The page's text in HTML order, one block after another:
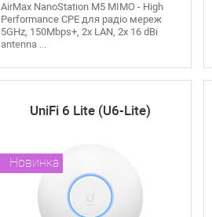
AirMax NanoStation M5 MIMO - High
Performance CPE для радіо мереж
5GHz, 150Mbps+, 2x LAN, 2x 16 dBi
antenna ...
UniFi 6 Lite (U6-Lite)
Новинка